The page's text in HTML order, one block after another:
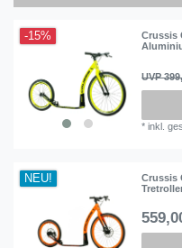
-15%
Crussis
UVP
*inkl.
NEU!
Crussis